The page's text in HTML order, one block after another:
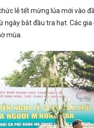
lễ tết mừng lúa mới vào
bắt đầu tra hạt. Các
mùa.